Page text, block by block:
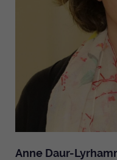
Anne Daur-